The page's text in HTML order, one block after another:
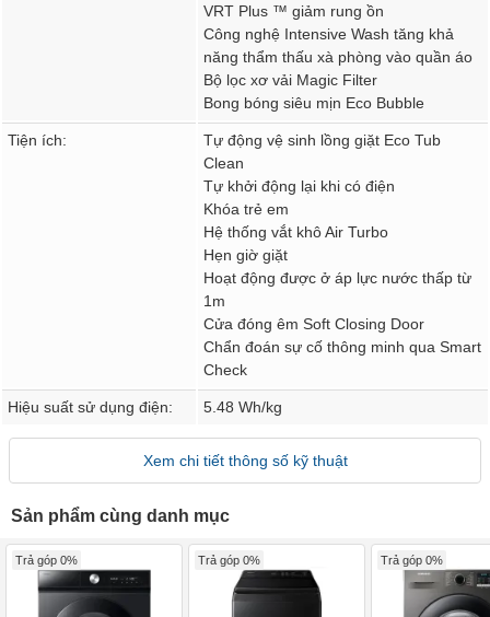
VRT Plus ™ giảm rung ồn
Công nghệ Intensive Wash tăng khả
năng thẩm thấu xà phòng vào quần áo
Bộ lọc xơ vải Magic Filter
Bong bóng siêu mịn Eco Bubble
Tiện ích:
Tự động vệ sinh lồng giặt Eco Tub
Clean
Tự khởi động lại khi có điện
Khóa trẻ em
Hệ thống vắt khô Air Turbo
Hẹn giờ giặt
Hoạt động được ở áp lực nước thấp từ
1m
Cửa đóng êm Soft Closing Door
Chẩn đoán sự cố thông minh qua Smart
Check
Hiệu suất sử dụng điện: 5.48 Wh/kg
Xem chi tiết thông số kỹ thuật
Sản phẩm cùng danh mục
Trả góp 0% Trả góp 0% Trả góp 0%